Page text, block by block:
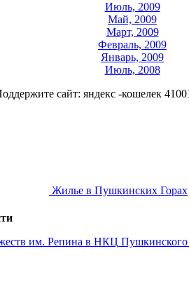
Июль, 2009
Май, 2009
Март, 2009
Февраль, 2009
Январь, 2009
Июль, 2008
сайт: яндекс -кошелек
Жилье в Пушкинских Горах
им. Репина в НКЦ Пушкинского